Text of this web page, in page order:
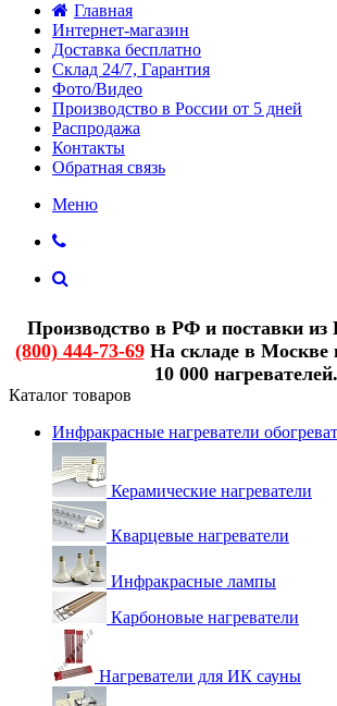
Главная
Интернет-магазин
Доставка бесплатно
Склад 24/7, Гарантия
Фото/Видео
Производство в России от 5 дней
Распродажа
Контакты
Обратная связь
Меню
Производство в РФ и поставки
(800) 444-73-69На складе в Москве
10 000 нагревателей.
Каталог товаров
Инфракрасные нагреватели
Керамические нагреватели
Кварцевые нагреватели
Инфракрасные лампы
Карбоновые нагреватели
Нагреватели для ИК сауны